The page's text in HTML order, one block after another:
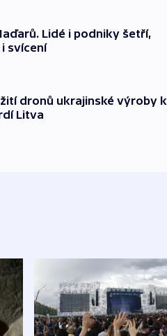
Lidé i podniky šetří,
svícení
dronů ukrajinské výroby k
Litva